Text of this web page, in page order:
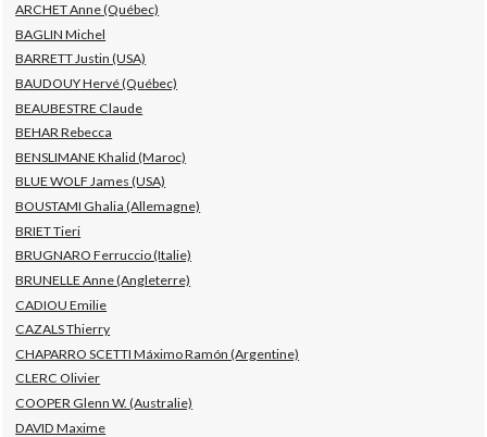
ARCHET Anne (Québec)
BAGLIN Michel
BARRETT Justin (USA)
BAUDOUY Hervé (Québec)
BEAUBESTRE Claude
BEHAR Rebecca
BENSLIMANE Khalid (Maroc)
BLUE WOLF James (USA)
BOUSTAMI Ghalia (Allemagne)
BRIET Tieri
BRUGNARO Ferruccio (Italie)
BRUNELLE Anne (Angleterre)
CADIOU Emilie
CAZALS Thierry
CHAPARRO SCETTI Máximo Ramón (Argentine)
CLERC Olivier
COOPER Glenn W. (Australie)
DAVID Maxime